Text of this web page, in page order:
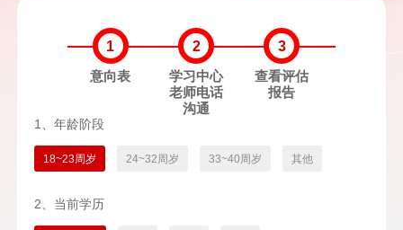
1
意向表
2
学习中心
老师电话
沟通
3
查看评估
报告
1、年龄阶段
18~23周岁 24~32周岁 33~40周岁 其他
2、当前学历